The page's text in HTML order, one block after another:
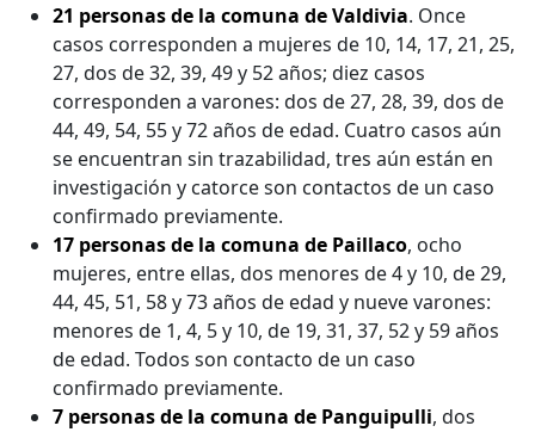
21 personas de la comuna de Valdivia. Once
casos corresponden a mujeres de 10, 14, 17, 21, 25,
27, dos de 32, 39, 49 y 52 años; diez casos
corresponden a varones: dos de 27, 28, 39, dos de
44, 49, 54, 55 y 72 años de edad. Cuatro casos aún
se encuentran sin trazabilidad, tres aún están en
investigación y catorce son contactos de un caso
confirmado previamente.
17 personas de la comuna de Paillaco, ocho
mujeres, entre ellas, dos menores de 4 y 10, de 29,
44, 45, 51, 58 y 73 años de edad y nueve varones:
menores de 1, 4, 5 y 10, de 19, 31, 37, 52 y 59 años
de edad. Todos son contacto de un caso
confirmado previamente.
7 personas de la comuna de Panguipulli, dos